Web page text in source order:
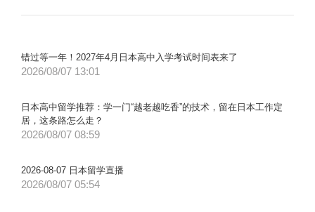
错过等一年！2027年4月日本高中入学考试时间表来了
2026/08/07 13:01
日本高中留学推荐：学一门“越老越吃香”的技术，留在日本工作定
居，这条路怎么走？
2026/08/07 08:59
2026-08-07 日本留学直播
2026/08/07 05:54